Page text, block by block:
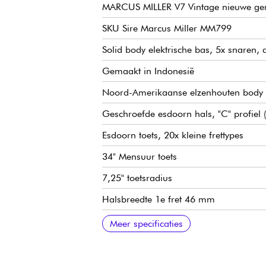
MARCUS MILLER V7 Vintage nieuwe
SKU Sire Marcus Miller MM799
Solid body elektrische bas, 5x snaren,
Gemaakt in Indonesië
Noord-Amerikaanse elzenhouten body
Geschroefde esdoorn hals, "C" profiel
Esdoorn toets, 20x kleine frettypes
34" Mensuur toets
7,25" toetsradius
Halsbreedte 1e fret 46 mm
Sire Vintage-J Revolution Pickup set
Sire Heritage-3 voorversterker,
Volumeregelaar
Toon
Mic balans
Hoge tonen/middenbereik
Bas (push/pull voor actieve of passieve
Sire Vintage-S brug
Sire Premium lichtgewicht open
Hoogglans afwerking body
Satijnen afwerking hals
Meer specificaties